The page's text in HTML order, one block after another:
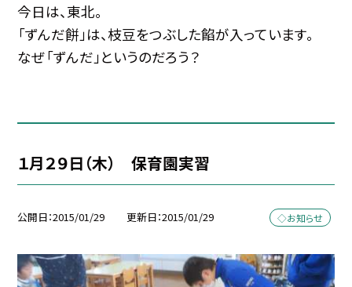
今日は、東北。
「ずんだ餅」は、枝豆をつぶした餡が入っています。
なぜ「ずんだ」というのだろう？
１月２９日（木） 保育園実習
公開日 2015/01/29 更新日 2015/01/29 ◇お知らせ